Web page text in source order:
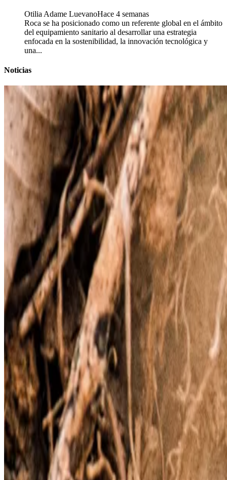
Otilia Adame LuevanoHace 4 semanas
Roca se ha posicionado como un referente global en el ámbito
del equipamiento sanitario al desarrollar una estrategia
enfocada en la sostenibilidad, la innovación tecnológica y
una...
Noticias